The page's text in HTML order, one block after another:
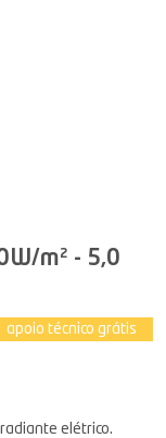
m² - 5,0
apoio técnico grátis
elétrico.